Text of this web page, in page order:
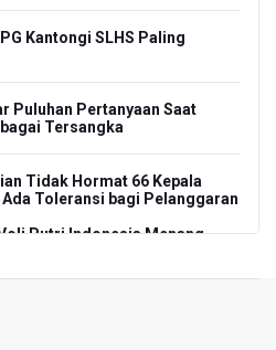
Kantongi SLHS Paling
Puluhan Pertanyaan Saat
Tersangka
Tidak Hormat 66 Kepala
Toleransi bagi Pelanggaran
Putri Indonesia Menang